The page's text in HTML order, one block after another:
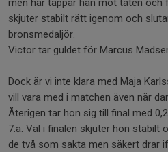
men här tappar han mot täten och
skjuter stabilt rätt igenom och
bronsmedaljör.
Victor tar guldet för Marcus
Dock är vi inte klara med Maja
vill vara med i matchen även när
Återigen tar hon sig till final med
7:a. Väl i finalen skjuter hon stabilt
de två som sakta men säkert drar